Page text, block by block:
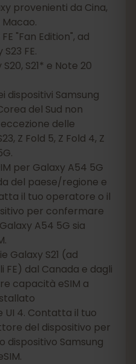
provenienti da Cina,
Macao.
"Fan Edition", ad
FE.
S21* e Note 20
dispositivi Samsung
del Sud non
delle
Z Fold 5, Z Fold 4, Z
per Galaxy A54 5G
del paese/regione e
il tuo operatore o il
per confermare
A54 5G sia
Galaxy S21 (ad
FE) dal Canada e dagli
capacità eSIM a
UI 4. Contatta il tuo
del dispositivo per
dispositivo Samsung